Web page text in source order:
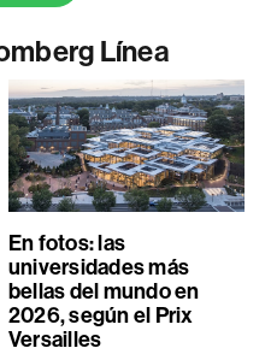
Línea
En fotos: las
universidades más
bellas del mundo en
2026, según el Prix
Versailles